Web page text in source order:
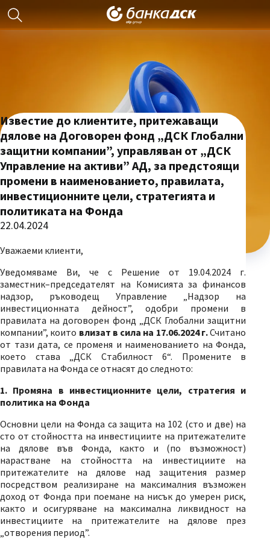
Известие до клиентите, притежаващи
дялове на Договорен фонд „ДСК Глобални
защитни компании”, управляван от „ДСК
Управление на активи” АД, за предстоящи
промени в наименованието, правилата,
инвестиционните цели, стратегията и
политиката на Фонда
22.04.2024
Уважаеми клиенти,
Уведомяваме Ви, че с Решение от 19.04.2024 г.
заместник–председателят на Комисията за финансов
надзор, ръководещ Управление „Надзор на
инвестиционната дейност”, одобри промени в
правилата на договорен фонд „ДСК Глобални защитни
компании”, които влизат в сила на 17.06.2024 г.Считано
от тази дата, се променя и наименованието на Фонда,
което става „ДСК Стабилност 6“. Промените в
правилата на Фонда се отнасят до следното:
1. Промяна в инвестиционните цели, стратегия и
политика на Фонда
Основни цели на Фонда са защита на 102 (сто и две) на
сто от стойността на инвестициите на притежателите
на дялове във Фонда, както и (по възможност)
нарастване на стойността на инвестициите на
притежателите на дялове над защитения размер
посредством реализиране на максималния възможен
доход от Фонда при поемане на нисък до умерен риск,
както и осигуряване на максимална ликвидност на
инвестициите на притежателите на дялове през
„отворения период”.